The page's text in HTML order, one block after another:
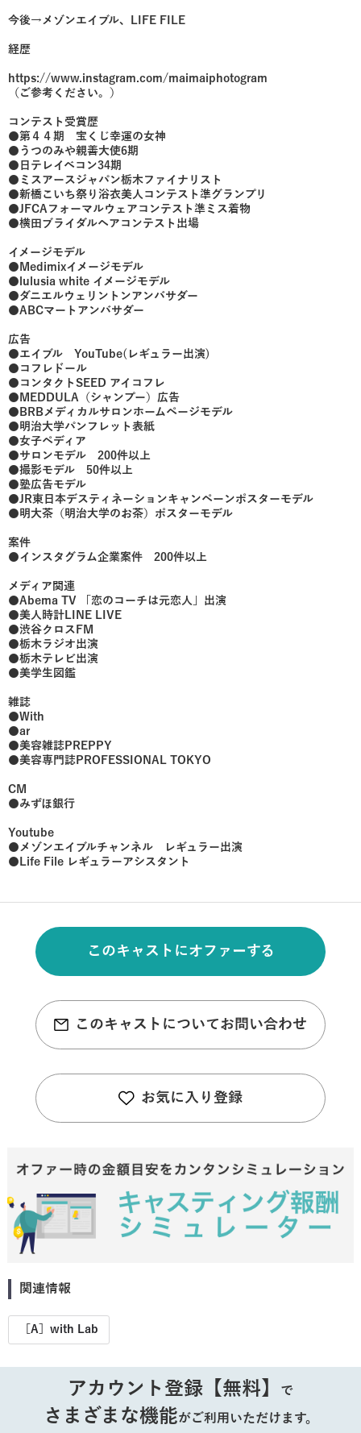
今後→メゾンエイブル、LIFE FILE
経歴
https://www.instagram.com/maimaiphotogram
（ご参考ください。）
コンテスト受賞歴
●第４４期 宝くじ幸運の女神
●うつのみや親善大使6期
●日テレイベコン34期
●ミスアースジャパン栃木ファイナリスト
●新橋こいち祭り浴衣美人コンテスト準グランプリ
●JFCAフォーマルウェアコンテスト準ミス着物
●横田ブライダルヘアコンテスト出場
イメージモデル
●Medimixイメージモデル
●lulusia white イメージモデル
●ダニエルウェリントンアンバサダー
●ABCマートアンバサダー
広告
●エイブル YouTube(レギュラー出演)
●コフレドール
●コンタクトSEED アイコフレ
●MEDDULA（シャンプー）広告
●BRBメディカルサロンホームページモデル
●明治大学パンフレット表紙
●女子ペディア
●サロンモデル 200件以上
●撮影モデル 50件以上
●塾広告モデル
●JR東日本デスティネーションキャンペーンポスターモデル
●明大茶（明治大学のお茶）ポスターモデル
案件
●インスタグラム企業案件 200件以上
メディア関連
●Abema TV 「恋のコーチは元恋人」出演
●美人時計LINE LIVE
●渋谷クロスFM
●栃木ラジオ出演
●栃木テレビ出演
●美学生図鑑
雑誌
●With
●ar
●美容雑誌PREPPY
●美容専門誌PROFESSIONAL TOKYO
CM
●みずほ銀行
Youtube
●メゾンエイブルチャンネル レギュラー出演
●Life File レギュラーアシスタント
このキャストにオファーする
このキャストについてお問い合わせ
お気に入り登録
関連情報
［A］with Lab
アカウント登録【無料】 で
さまざまな機能がご利用いただけます。